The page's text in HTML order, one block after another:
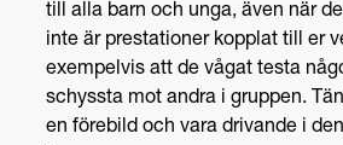
till alla barn och unga, även när
inte är prestationer kopplat till er
exempelvis att de vågat testa
schyssta mot andra i gruppen.
en förebild och vara drivande i